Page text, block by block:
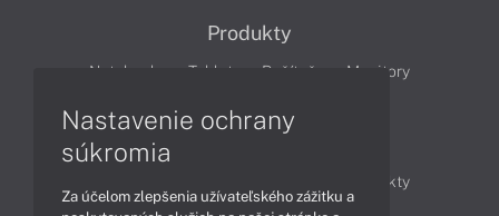
Produkty
Notebooky Tablety Počítače Monitory
Produkty
Nastavenie ochrany
súkromia
Za účelom zlepšenia užívateľského zážitku a